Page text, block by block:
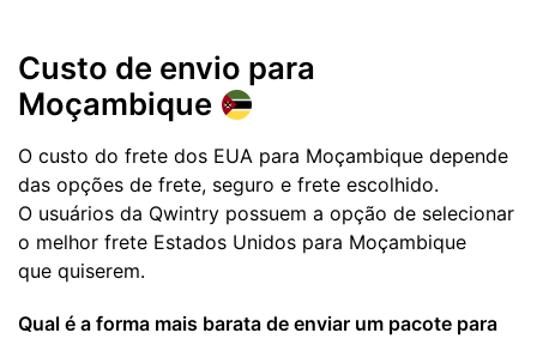
Custo de envio para
Moçambique
O custo do frete dos EUA para Moçambique depende
das opções de frete, seguro e frete escolhido.
O usuários da Qwintry possuem a opção de selecionar
o melhor frete Estados Unidos para Moçambique
que quiserem.
Qual é a forma mais barata de enviar um pacote para